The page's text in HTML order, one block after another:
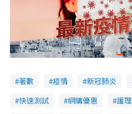
著數 疫情 新冠肺炎
快速測試
網購優惠 護理